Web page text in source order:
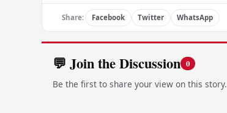
Share: Facebook Twitter WhatsApp
💬 Join the Discussion 0
Be the first to share your view on this story.